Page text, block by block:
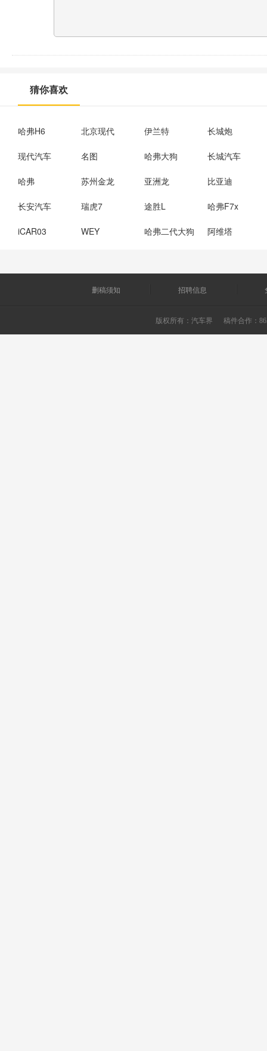
猜你喜欢
哈弗H6 北京现代 伊兰特 长城炮
现代汽车 名图 哈弗大狗 长城汽车
哈弗 苏州金龙 亚洲龙 比亚迪
长安汽车 瑞虎7 途胜L 哈弗F7x
iCAR03 WEY 哈弗二代大狗 阿维塔
删稿须知 招聘信息
版权所有： 汽车界 稿件合作：